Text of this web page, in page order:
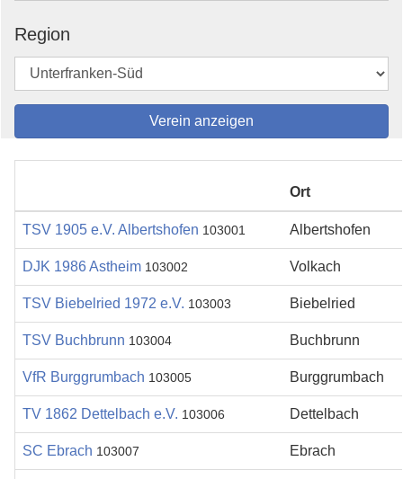
Region
Ort
TSV 1905 e.V. Albertshofen 103001 Albertshofen
DJK 1986 Astheim 103002 Volkach
TSV Biebelried 1972 e.V. 103003 Biebelried
TSV Buchbrunn 103004 Buchbrunn
VfR Burggrumbach 103005 Burggrumbach
TV 1862 Dettelbach e.V. 103006 Dettelbach
SC Ebrach 103007 Ebrach